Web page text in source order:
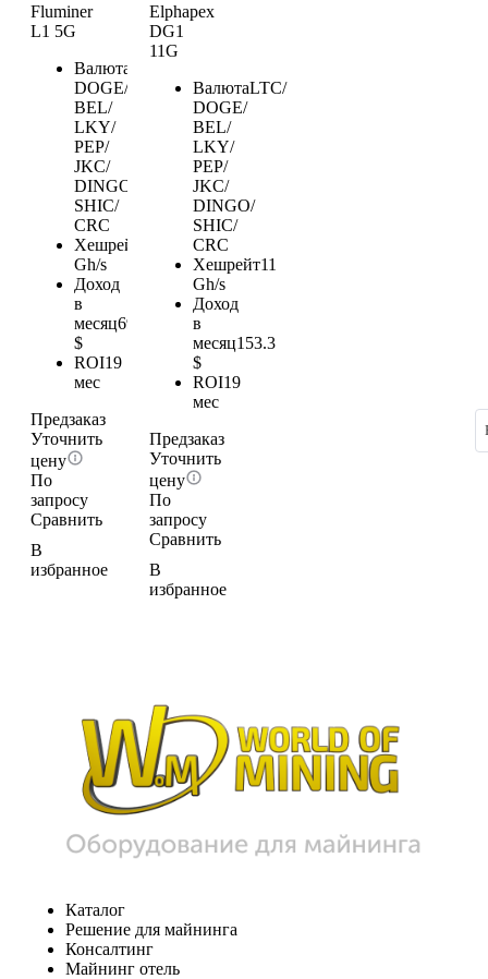
Fluminer
L1 5G
Валюта
DOGE/
BEL/
LKY/
PEP/
JKC/
DINGO/
SHIC/
CRC
Хешрейт
Gh/s
Доход
в
месяц69.68
$
ROI19
мес
Предзаказ
Уточнить
цену
По
запросу
Сравнить
В
избранное
Elphapex
DG1
11G
ВалютаLTC/
DOGE/
BEL/
LKY/
PEP/
JKC/
DINGO/
SHIC/
CRC
Хешрейт11
Gh/s
Доход
в
месяц153.3
$
ROI19
мес
Предзаказ
Уточнить
цену
По
запросу
Сравнить
В
избранное
Каталог
Решение для майнинга
Консалтинг
Майнинг отель